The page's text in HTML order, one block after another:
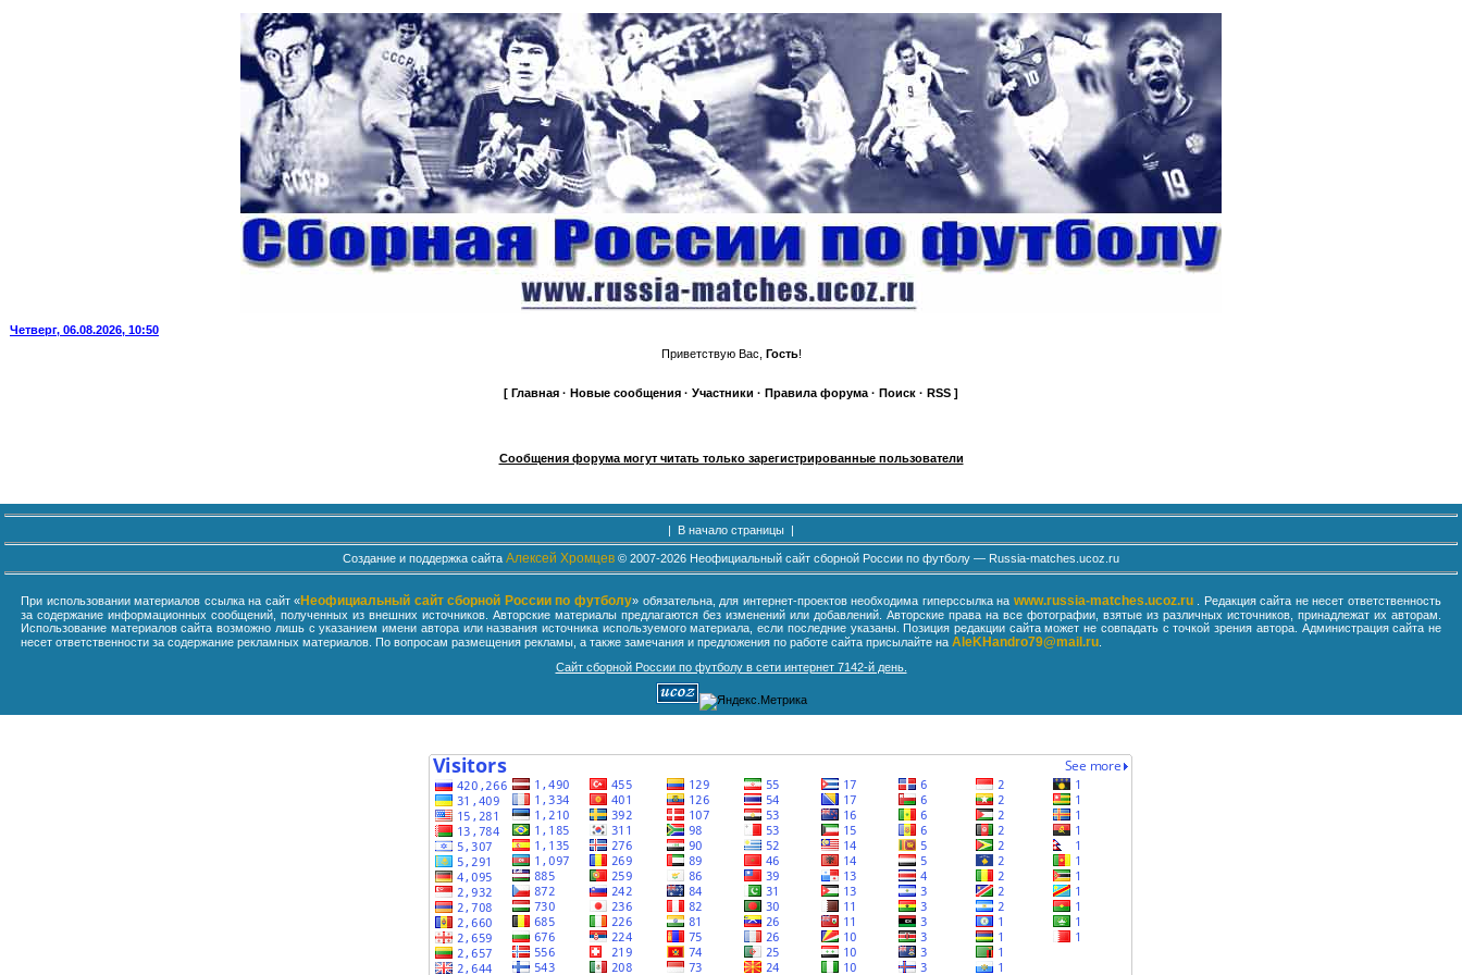
Четверг, 06.08.2026, 10:50
Приветствую Вас, Гость!
[ Главная · Новые сообщения · Участники · Правила форума · Поиск · RSS ]
Сообщения форума могут читать только зарегистрированные пользователи
| В начало страницы |
Создание и поддержка сайта Алексей Хромцев © 2007-2026 Неофициальный сайт сборной России по футболу — Russia-matches.ucoz.ru
При использовании материалов ссылка на сайт «Неофициальный сайт сборной России по футболу» обязательна, для интернет-проектов необходима гиперссылка на www.russia-matches.ucoz.ru
. Редакция сайта не несет ответственность
за содержание информационных сообщений, полученных из внешних источников. Авторские материалы предлагаются без изменений или добавлений. Авторские права на все фотографии, взятые из различных источников, принадлежат их авторам.
Использование материалов сайта возможно лишь с указанием имени автора или названия источника используемого материала, если последние указаны. Позиция редакции сайта может не совпадать с точкой зрения автора. Администрация сайта не
несет ответственности за содержание рекламных материалов. По вопросам размещения рекламы, а также замечания и предложения по работе сайта присылайте на AleKHandro79@mail.ru
Сайт сборной России по футболу в сети интернет 7142-й день.